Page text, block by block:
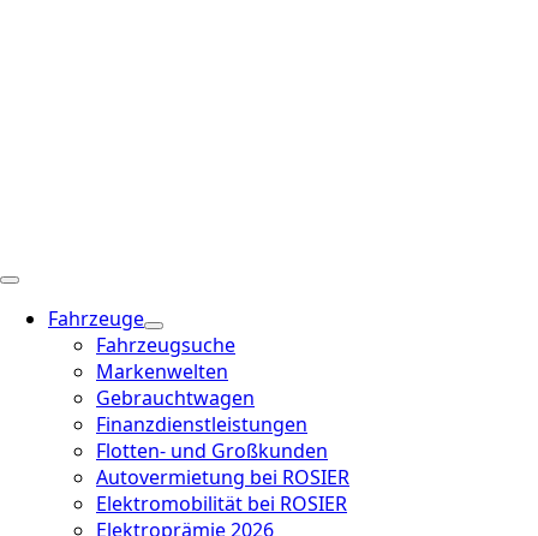
Fahrzeuge
Fahrzeugsuche
Markenwelten
Gebrauchtwagen
Finanzdienstleistungen
Flotten- und Großkunden
Autovermietung bei ROSIER
Elektromobilität bei ROSIER
Elektroprämie 2026